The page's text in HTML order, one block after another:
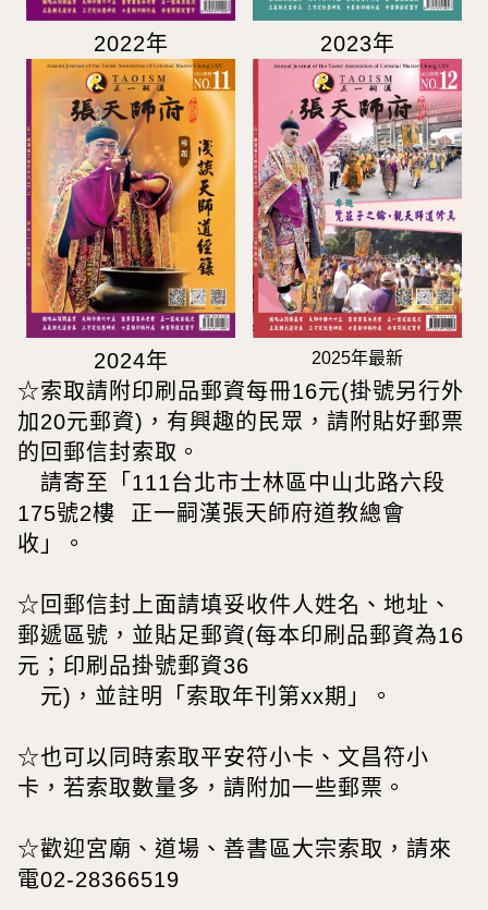
2022年 2023年
2024年 2025年最新
☆索取請附印刷品郵資每冊16元(掛號另行外
加20元郵資)，有興趣的民眾，請附貼好郵票
的回郵信封索取。
請寄至「111台北市士林區中山北路六段
175號2樓 正一嗣漢張天師府道教總會
收」。
☆回郵信封上面請填妥收件人姓名、地址、
郵遞區號，並貼足郵資(每本印刷品郵資為16
元；印刷品掛號郵資36
元)，並註明「索取年刊第xx期」。
☆也可以同時索取平安符小卡、文昌符小
卡，若索取數量多，請附加一些郵票。
☆歡迎宮廟、道場、善書區大宗索取，請來
電02-28366519